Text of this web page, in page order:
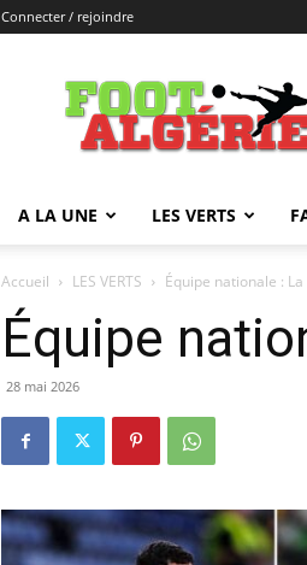
Connecter / rejoindre
A LA UNE LES VERTS
Accueil LES VERTS Équipe nationale :
Équipe
28 mai 2026